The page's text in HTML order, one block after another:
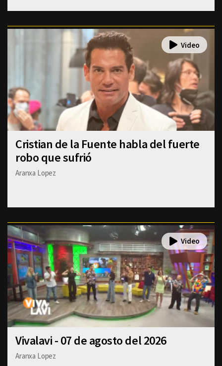
Cristian de la Fuente habla del fuerte
robo que sufrió
Aranxa Lopez
Vivalavi - 07 de agosto del 2026
Aranxa Lopez